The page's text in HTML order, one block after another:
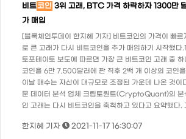
비트코인 3위 고래, BTC 가격 하락하자 1300만
가 매입
[블록체인투데이 한지혜 기자] 비트코인의 가격이 빠르
로 큰 고래가 다시 비트코인을 추가 매입하기 시작했다
토포테이토 보도에 따르면 가장 큰 비트코인 고래 중
코인을 6만 7,500달러에 판 직후 2백 개 이상의 코인
이날 매수는 자산이 대규모로 조정된 가운데 나온 것이
문 데이터 분석 업체 크립토퀀트(CryptoQuant)의 분
인 고래는 다시 비트코인을 축척하고 있다고 요약했다.
한지혜 기자 2021-11-17 16:30:07